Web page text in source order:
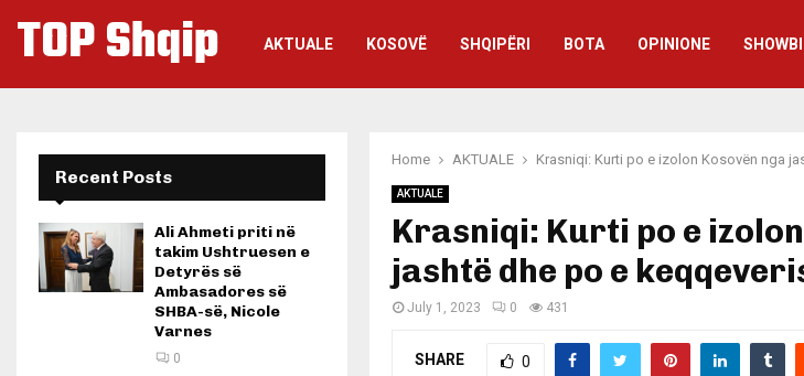
TOP Shqip AKTUALE KOSOVË SHQIPËRI BOTA OPINIONE
Home AKTUALE Krasniqi: Kurti po e izolon Kosovën nga
AKTUALE
Krasniqi: Kurti po e
jashtë dhe po e
July 1, 2023 0 431
SHARE 0
Recent Posts
Ali Ahmeti priti në
takim Ushtruesen e
Detyrës së
Ambasadores së
SHBA-së, Nicole
Varnes
0